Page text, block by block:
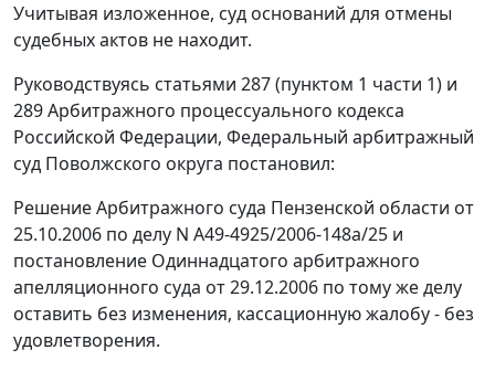
Учитывая изложенное, суд оснований для отмены
судебных актов не находит.
Руководствуясь статьями 287 (пунктом 1 части 1) и
289Арбитражного процессуального кодекса
Российской Федерации, Федеральный арбитражный
суд Поволжского округа постановил:
Решение Арбитражного суда Пензенской области от
25.10.2006 по делу N А49-4925/2006-148а/25 и
постановление Одиннадцатого арбитражного
апелляционного суда от 29.12.2006 по тому же делу
оставить без изменения, кассационную жалобу - без
удовлетворения.